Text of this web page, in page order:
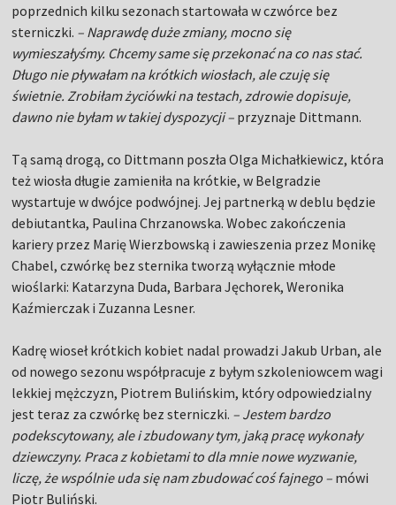
poprzednich kilku sezonach startowała w czwórce bez
sterniczki. – Naprawdę duże zmiany, mocno się
wymieszałyśmy. Chcemy same się przekonać na co nas stać.
Długo nie pływałam na krótkich wiosłach, ale czuję się
świetnie. Zrobiłam życiówki na testach, zdrowie dopisuje,
dawno nie byłam w takiej dyspozycji – przyznaje Dittmann.
Tą samą drogą, co Dittmann poszła Olga Michałkiewicz, która
też wiosła długie zamieniła na krótkie, w Belgradzie
wystartuje w dwójce podwójnej. Jej partnerką w deblu będzie
debiutantka, Paulina Chrzanowska. Wobec zakończenia
kariery przez Marię Wierzbowską i zawieszenia przez Monikę
Chabel, czwórkę bez sternika tworzą wyłącznie młode
wioślarki: Katarzyna Duda, Barbara Jęchorek, Weronika
Kaźmierczak i Zuzanna Lesner.
Kadrę wioseł krótkich kobiet nadal prowadzi Jakub Urban, ale
od nowego sezonu współpracuje z byłym szkoleniowcem wagi
lekkiej mężczyzn, Piotrem Bulińskim, który odpowiedzialny
jest teraz za czwórkę bez sterniczki. – Jestem bardzo
podekscytowany, ale i zbudowany tym, jaką pracę wykonały
dziewczyny. Praca z kobietami to dla mnie nowe wyzwanie,
liczę, że wspólnie uda się nam zbudować coś fajnego – mówi
Piotr Buliński.